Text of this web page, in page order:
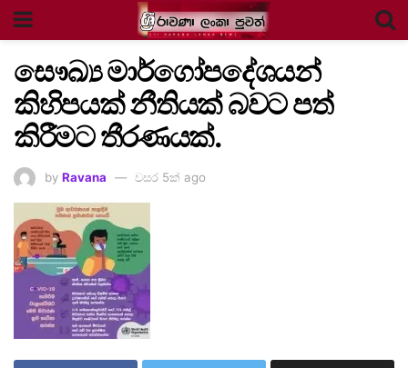
සෞඛ්‍ය මාර්ගෝපදේශයන්
කිහිපයක් නීතියක් බවට පත්
කිරීමට තීරණයක්.
by Ravana වසර 5ක් ago